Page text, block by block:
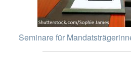
Seminare für